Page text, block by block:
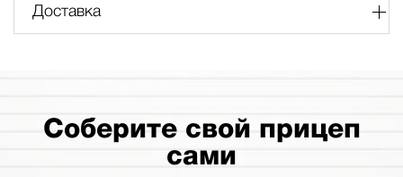
Доставка
Соберите свой прицеп
сами